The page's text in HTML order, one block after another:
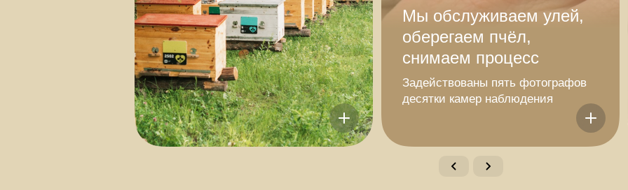
Мы обслуживаем улей,
оберегаем пчёл,
снимаем процесс
Задействованы пять фотографов
десятки камер наблюдения